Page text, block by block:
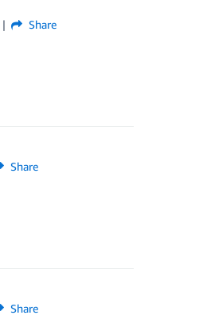
Share
Share
Share